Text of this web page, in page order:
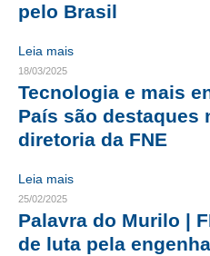
REVISÃO DE APOSENTADORIA
FGTS EXPURGOS
FGTS CORREÇÃO
LEI 5.194/1966 –
LEI 6.496/1977 – ART
pelo Brasil
Leia mais
18/03/2025
Tecnologia e mais
País são destaques
diretoria da FNE
Leia mais
25/02/2025
Palavra do Murilo |
de luta pela